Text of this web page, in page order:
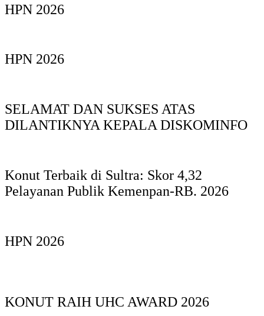
HPN 2026
HPN 2026
SELAMAT DAN SUKSES ATAS
DILANTIKNYA KEPALA DISKOMINFO
Konut Terbaik di Sultra: Skor 4,32
Pelayanan Publik Kemenpan-RB. 2026
HPN 2026
KONUT RAIH UHC AWARD 2026